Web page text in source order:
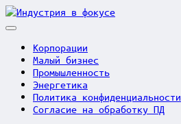
Skip
to
Индустрия
Корпорации
Малый бизнес
Промышленность
Энергетика
Политика конфиденциальности
Согласие на обработку ПД